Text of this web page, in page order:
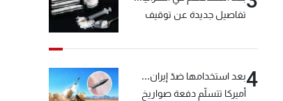
تفاصيل جديدة عن توقيف
4بعد استخدامها ضدّ إيران...
أميركا تتسلّم دفعة صواريخ